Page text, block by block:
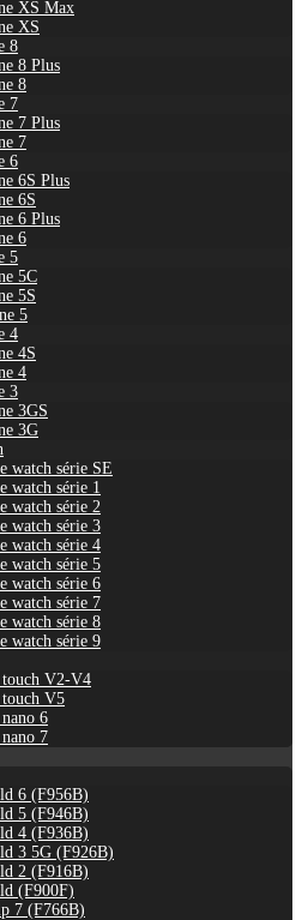
XS Max
XS
8
8 Plus
8
7
7 Plus
7
6
6S Plus
6S
6 Plus
6
5
5C
5S
5
4
4S
4
3
3GS
3G
watch série SE
watch série 1
watch série 2
watch série 3
watch série 4
watch série 5
watch série 6
watch série 7
watch série 8
watch série 9
V2-V4
V5
6
7
6 (F956B)
5 (F946B)
4 (F936B)
3 5G (F926B)
2 (F916B)
(F900F)
7 (F766B)